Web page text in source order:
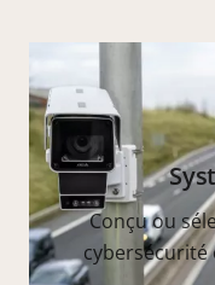
Conçu ou
cybersécurité